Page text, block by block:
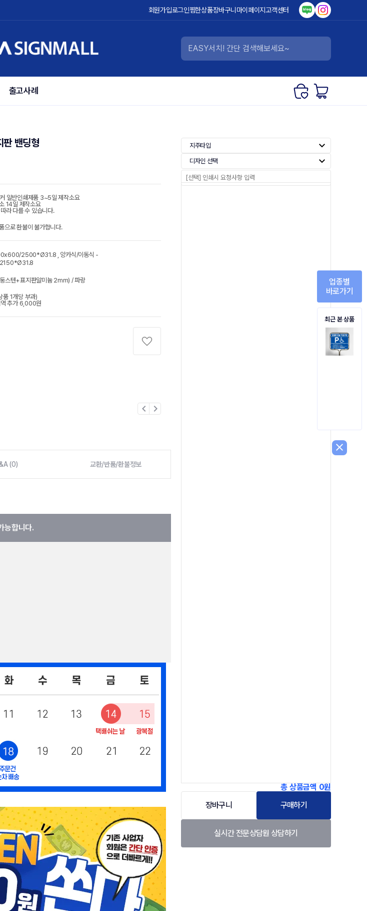
회원가입로그인찜한상품장바구니 마이페이지고객센터
출고사례
판 밴딩형
일반인쇄제품 3~5일 제작소요
14일 제작소요
라 다를 수 있습니다.
으로 환불이 불가합니다.
2500*Ø31.8 , 앙카식/이동식 -
스텐+표지판알미늄 2mm) / 파랑
품 1개당 부과)
역 추가 6,000원
chevron_left chevron_right
(0) 교환/반품/환불정보
능합니다.
지주타입
디자인 선택
총 상품금액 0원
장바구니
구매하기
실시간 전문상담원 상담하기
업종별
바로가기
최근 본 상품
close